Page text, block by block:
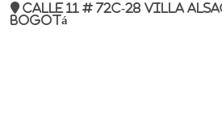
Calle 11 # 72c-28 Villa
Bogotá